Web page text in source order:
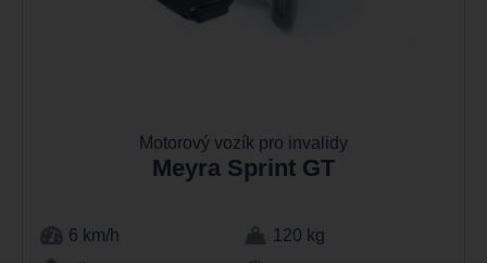
Motorový vozík pro invalidy
Meyra Sprint GT
6 km/h
120 kg